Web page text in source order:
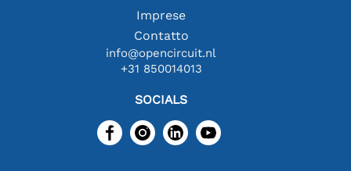
Imprese
Contatto
info@opencircuit.nl
+31 850014013
SOCIALS